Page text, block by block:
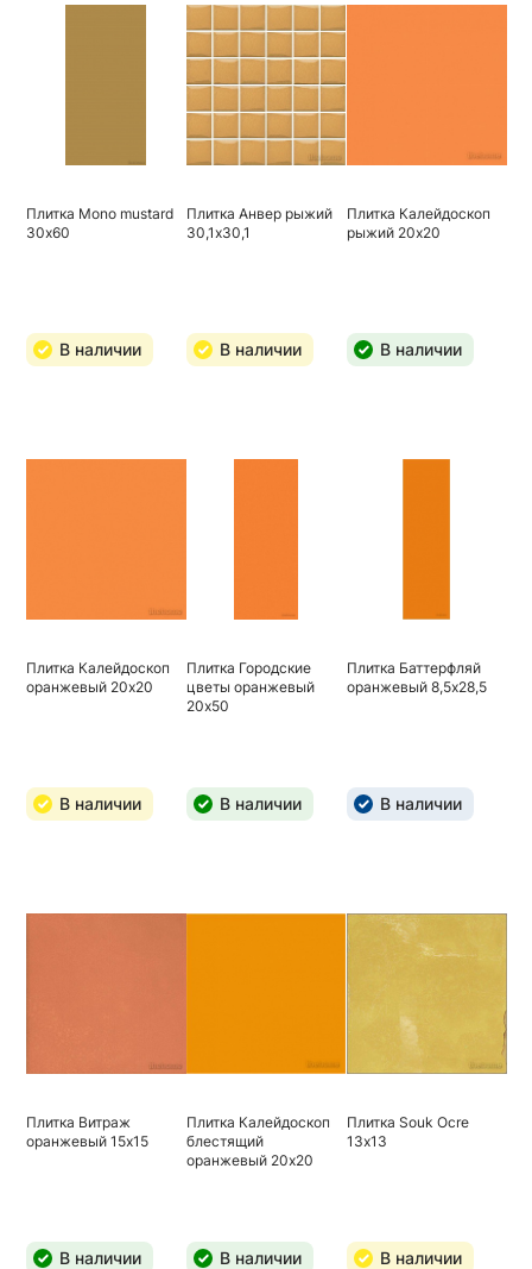
Плитка Mono mustard
30х60
В наличии
Плитка Анвер рыжий
30,1х30,1
В наличии
Плитка Калейдоскоп
рыжий 20х20
В наличии
Плитка Калейдоскоп
оранжевый 20х20
В наличии
Плитка Городские
цветы оранжевый
20х50
В наличии
Плитка Баттерфляй
оранжевый 8,5х28,5
В наличии
Плитка Витраж
оранжевый 15х15
В наличии
Плитка Калейдоскоп
блестящий
оранжевый 20х20
В наличии
Плитка Souk Ocre
13х13
В наличии